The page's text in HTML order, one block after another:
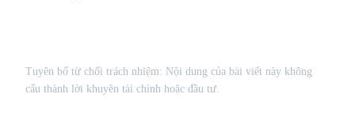
Tuyên bố từ chối trách nhiệm: Nội dung của bài viết này không
cấu thành lời khuyên tài chính hoặc đầu tư.